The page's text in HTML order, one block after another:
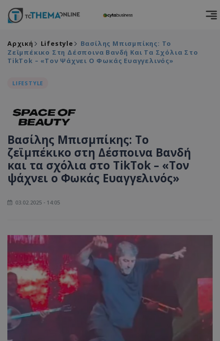
Αρχική Lifestyle
Βασίλης Μπισμπίκης: Το
Ζεϊμπέκικο Στη Δέσποινα Βανδή Και Τα Σχόλια Στο
TikTok – «Τον Ψάχνει Ο Φωκάς Ευαγγελινός»
LIFESTYLE
Βασίλης Μπισμπίκης: Το
ζεϊμπέκικο στη Δέσποινα Βανδή
και τα σχόλια στο TikTok – «Τον
ψάχνει ο Φωκάς Ευαγγελινός»
03.02.2025 - 14:05